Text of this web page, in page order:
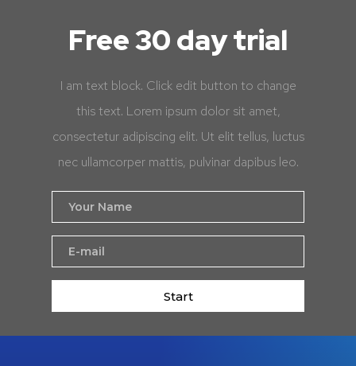
Free 30 day trial
I am text block. Click edit button to change
this text. Lorem ipsum dolor sit amet,
consectetur adipiscing elit. Ut elit tellus, luctus
nec ullamcorper mattis, pulvinar dapibus leo.
Start